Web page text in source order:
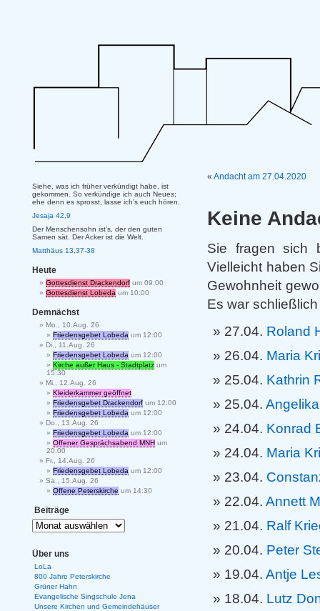
« Andacht am 27.04.2020
Keine
Sie fragen sich
Vielleicht haben
Gewohnheit
Es war
27.04. Roland
26.04. Maria
25.04. Kathrin
25.04.
24.04. Konrad
24.04. Maria
23.04.
22.04. Annett
21.04. Ralf
20.04. Peter
19.04. Antje
18.04. Lutz
Siehe, was ich früher verkündigt habe, ist
gekommen. So verkündige ich auch Neues;
ehe denn es sprosst, lasse ich’s euch hören.
Jesaja 42,9
Der Menschensohn ist’s, der den guten
Samen sät. Der Acker ist die Welt.
Matthäus 13,37-38
Heute
Gottesdienst Drackendorf um 09:00
Gottesdienst Lobeda um 10:00
Demnächst
Mo., 10.Aug. 26
Friedensgebet Lobeda um 12:00
Di., 11.Aug. 26
Friedensgebet Lobeda um 12:00
Kirche außer Haus - Stadtplatz um
15:30
Mi., 12.Aug. 26
Kleiderkammer geöffnet
Friedensgebet Drackendorf um 12:00
Friedensgebet Lobeda um 12:00
Do., 13.Aug. 26
Friedensgebet Lobeda um 12:00
Offener Gesprächsabend MNH um
20:00
Fr., 14.Aug. 26
Friedensgebet Lobeda um 12:00
Sa., 15.Aug. 26
Offene Peterskirche um 14:30
Beiträge
Über uns
LoLa
800 Jahre Peterskirche
Grüner Hahn
Evangelische Singschule Jena
Unsere Kirchen und Gemeindehäuser